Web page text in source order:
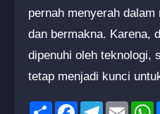
pernah menyerah
dan bermakna. Karena,
dipenuhi oleh teknologi,
tetap menjadi kunci
ShareFacebookTelegram
Email